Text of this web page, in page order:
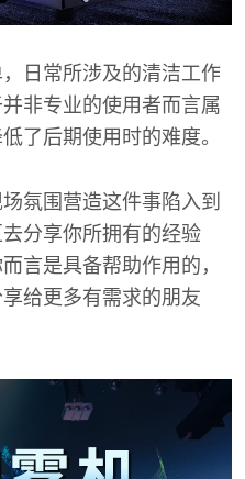
日常所涉及的清洁工作
非专业的使用者而言属
了后期使用时的难度。
氛围营造这件事陷入到
分享你所拥有的经验
言是具备帮助作用的，
给更多有需求的朋友